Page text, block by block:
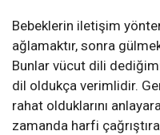
Bebeklerin iletişim
ağlamaktır, sonra
Bunlar vücut dili
dil oldukça verimlidir.
rahat olduklarını
zamanda harfi